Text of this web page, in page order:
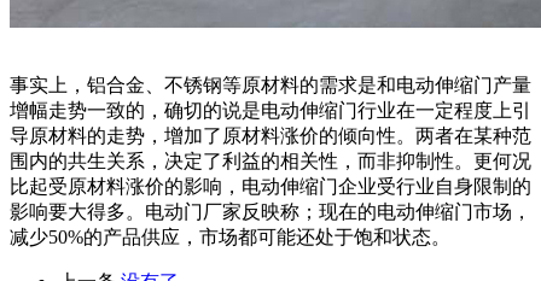
事实上，铝合金、不锈钢等原材料的需求是和电动伸缩门产量
增幅走势一致的，确切的说是电动伸缩门行业在一定程度上引
导原材料的走势，增加了原材料涨价的倾向性。两者在某种范
围内的共生关系，决定了利益的相关性，而非抑制性。更何况
比起受原材料涨价的影响，电动伸缩门企业受行业自身限制的
影响要大得多。电动门厂家反映称；现在的电动伸缩门市场，
减少50%的产品供应，市场都可能还处于饱和状态。